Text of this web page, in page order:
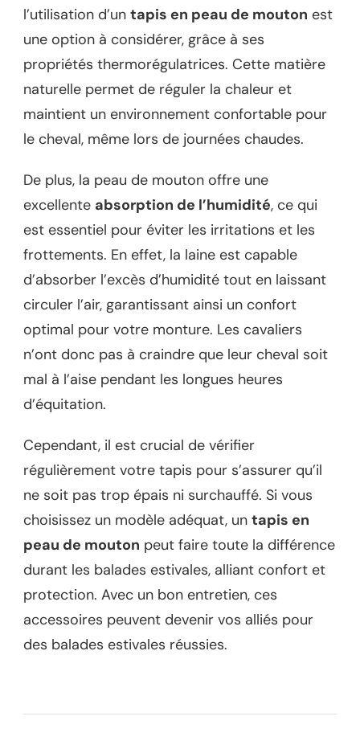
l’utilisation d’un tapis en peau de mouton est
une option à considérer, grâce à ses
propriétés thermorégulatrices. Cette matière
naturelle permet de réguler la chaleur et
maintient un environnement confortable pour
le cheval, même lors de journées chaudes.
De plus, la peau de mouton offre une
excellente absorption de l’humidité, ce qui
est essentiel pour éviter les irritations et les
frottements. En effet, la laine est capable
d’absorber l’excès d’humidité tout en laissant
circuler l’air, garantissant ainsi un confort
optimal pour votre monture. Les cavaliers
n’ont donc pas à craindre que leur cheval soit
mal à l’aise pendant les longues heures
d’équitation.
Cependant, il est crucial de vérifier
régulièrement votre tapis pour s’assurer qu’il
ne soit pas trop épais ni surchauffé. Si vous
choisissez un modèle adéquat, un tapis en
peau de mouton peut faire toute la différence
durant les balades estivales, alliant confort et
protection. Avec un bon entretien, ces
accessoires peuvent devenir vos alliés pour
des balades estivales réussies.